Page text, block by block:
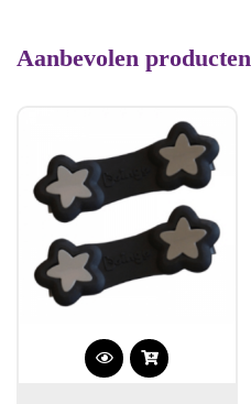
Aanbevolen producten